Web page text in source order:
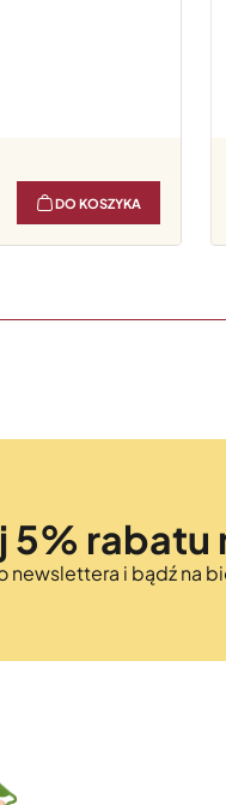
DO KOSZYKA
5% rabatu
newslettera i bądź na